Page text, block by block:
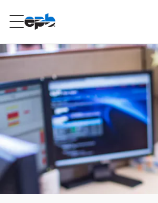
RESIDENCIAL
Internet
Energía
Televisión
principal